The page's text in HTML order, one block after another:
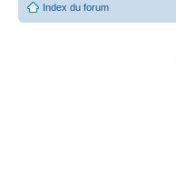
Index du forum